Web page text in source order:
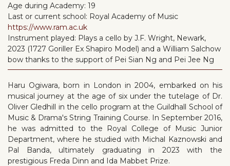
Age during Academy: 19
Last or current school: Royal Academy of Music
https://www.ram.ac.uk
Instrument played: Plays a cello by J.F. Wright, Newark,
2023 (1727 Goriller Ex Shapiro Model) and a William Salchow
bow thanks to the support of Pei Sian Ng and Pei Jee Ng
Haru Ogiwara, born in London in 2004, embarked on his
musical journey at the age of six under the tutelage of Dr.
Oliver Gledhill in the cello program at the Guildhall School of
Music & Drama's String Training Course. In September 2016,
he was admitted to the Royal College of Music Junior
Department, where he studied with Michal Kaznowski and
Pal Banda, ultimately graduating in 2023 with the
prestigious Freda Dinn and Ida Mabbet Prize.